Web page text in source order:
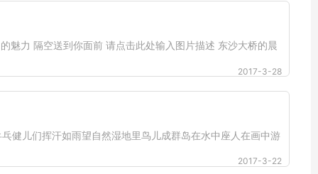
魅力 隔空送到你面前 请点击此处输入图片描述 东沙大桥的晨
2017-3-28
健儿们挥汗如雨望自然湿地里鸟儿成群岛在水中座人在画中游
2017-3-22